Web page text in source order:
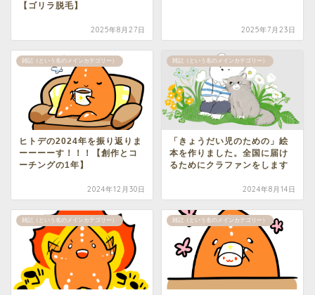
【ゴリラ脱毛】
2025年8月27日 2025年7月23日
雑記（という名のメインカテゴリー）
ヒトデの2024年を振り返りま
ーーーーす！！！【創作とコ
ーチングの1年】
2024年12月30日
雑記（という名のメインカテゴリー）
「きょうだい児のための」絵
本を作りました。全国に届け
るためにクラファンをします
2024年8月14日
雑記（という名のメインカテゴリー） 雑記（という名のメインカテゴリー）